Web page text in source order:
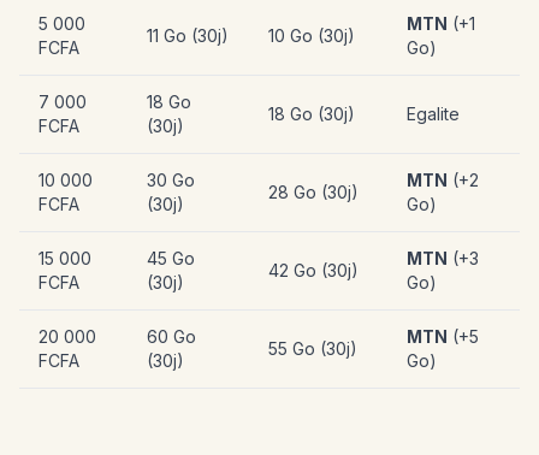
5 000
FCFA
11 Go (30j) 10 Go (30j)
MTN (+1
Go)
7 000
FCFA
18 Go
(30j)
18 Go (30j) Egalite
10 000
FCFA
30 Go
(30j)
28 Go (30j)
MTN (+2
Go)
15 000
FCFA
45 Go
(30j)
42 Go (30j)
MTN (+3
Go)
20 000
FCFA
60 Go
(30j)
55 Go (30j)
MTN (+5
Go)